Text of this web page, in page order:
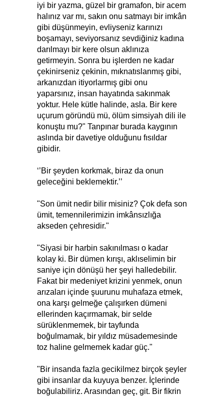
iyi bir yazma, güzel bir gramafon, bir acem
halınız var mı, sakın onu satmayı bir imkân
gibi düşünmeyin, evliyseniz karınızı
boşamayı, seviyorsanız sevdiğiniz kadına
darılmayı bir kere olsun aklınıza
getirmeyin. Sonra bu işlerden ne kadar
çekinirseniz çekinin, mıknatıslanmış gibi,
arkanızdan itiyorlarmış gibi onu
yaparsınız, insan hayatında sakınmak
yoktur. Hele kütle halinde, asla. Bir kere
uçurum göründü mü, ölüm simsiyah dili ile
konuştu mu?" Tanpınar burada kaygının
aslında bir davetiye olduğunu fısıldar
gibidir.
‘’Bir şeyden korkmak, biraz da onun
geleceğini beklemektir.’’
"Son ümit nedir bilir misiniz? Çok defa son
ümit, temennilerimizin imkânsızlığa
akseden çehresidir."
"Siyasi bir harbin sakınılması o kadar
kolay ki. Bir dümen kırışı, aklıselimin bir
saniye için dönüşü her şeyi halledebilir.
Fakat bir medeniyet krizini yenmek, onun
arızaları içinde şuurunu muhafaza etmek,
ona karşı gelmeğe çalışırken dümeni
ellerinden kaçırmamak, bir selde
sürüklenmemek, bir tayfunda
boğulmamak, bir yıldız müsademesinde
toz haline gelmemek kadar güç."
"Bir insanda fazla gecikilmez birçok şeyler
gibi insanlar da kuyuya benzer. İçlerinde
boğulabiliriz. Arasından geç, git. Bir fikrin